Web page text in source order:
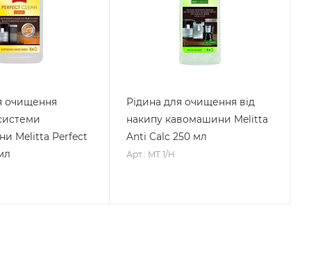
очищення
Melitta Perfect
Рідина для очищення від
накипу кавомашини Melitta
Anti Calc 250 мл
Арт.: MT 1/H